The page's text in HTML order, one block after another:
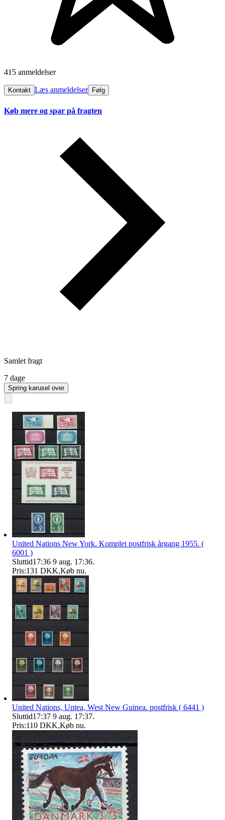
415 anmeldelser
Kontakt Læs anmeldelser Følg
Køb mere og spar på fragten
Samlet fragt
7 dage
Spring karusel over
United Nations New York. Komplet postfrisk årgang 1955. (
6001 )
Sluttid17:36 9 aug. 17:36.
Pris:131 DKK,Køb nu.
United Nations, Untea, West New Guinea. postfrisk ( 6441 )
Sluttid17:37 9 aug. 17:37.
Pris:110 DKK,Køb nu.